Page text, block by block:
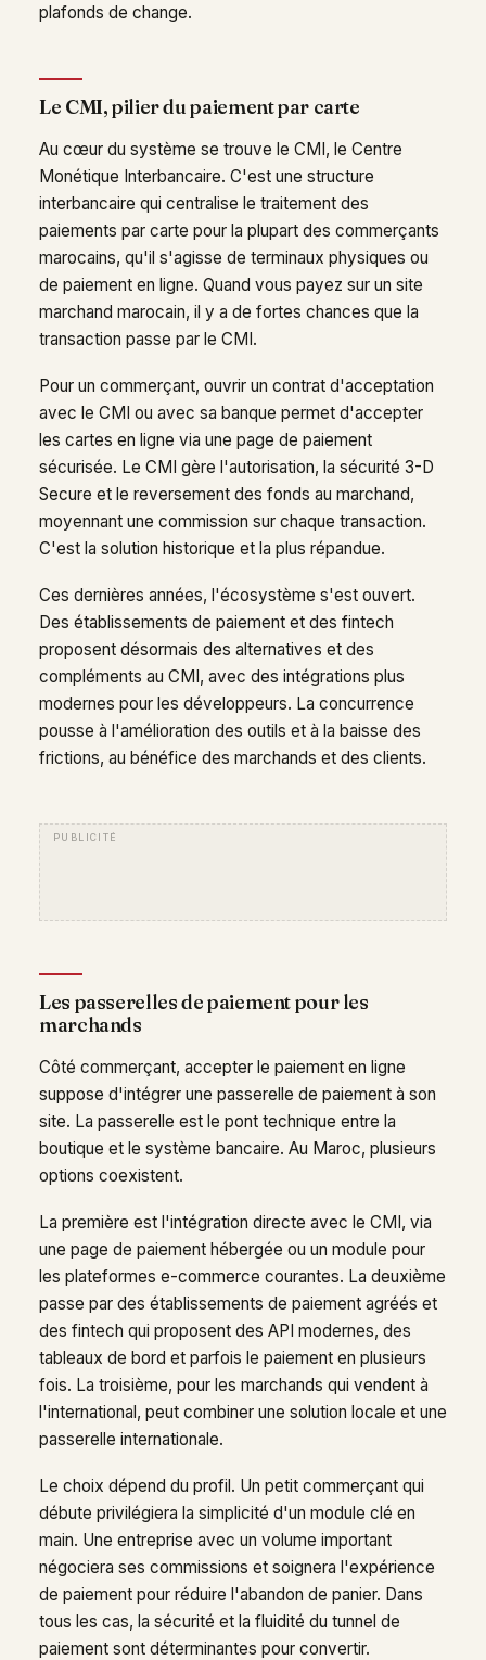
plafonds de change.
Le CMI, pilier du paiement par carte
Au cœur du système se trouve le CMI, le Centre
Monétique Interbancaire. C'est une structure
interbancaire qui centralise le traitement des
paiements par carte pour la plupart des commerçants
marocains, qu'il s'agisse de terminaux physiques ou
de paiement en ligne. Quand vous payez sur un site
marchand marocain, il y a de fortes chances que la
transaction passe par le CMI.
Pour un commerçant, ouvrir un contrat d'acceptation
avec le CMI ou avec sa banque permet d'accepter
les cartes en ligne via une page de paiement
sécurisée. Le CMI gère l'autorisation, la sécurité 3-D
Secure et le reversement des fonds au marchand,
moyennant une commission sur chaque transaction.
C'est la solution historique et la plus répandue.
Ces dernières années, l'écosystème s'est ouvert.
Des établissements de paiement et des fintech
proposent désormais des alternatives et des
compléments au CMI, avec des intégrations plus
modernes pour les développeurs. La concurrence
pousse à l'amélioration des outils et à la baisse des
frictions, au bénéfice des marchands et des clients.
Les passerelles de paiement pour les
marchands
Côté commerçant, accepter le paiement en ligne
suppose d'intégrer une passerelle de paiement à son
site. La passerelle est le pont technique entre la
boutique et le système bancaire. Au Maroc, plusieurs
options coexistent.
La première est l'intégration directe avec le CMI, via
une page de paiement hébergée ou un module pour
les plateformes e-commerce courantes. La deuxième
passe par des établissements de paiement agréés et
des fintech qui proposent des API modernes, des
tableaux de bord et parfois le paiement en plusieurs
fois. La troisième, pour les marchands qui vendent à
l'international, peut combiner une solution locale et une
passerelle internationale.
Le choix dépend du profil. Un petit commerçant qui
débute privilégiera la simplicité d'un module clé en
main. Une entreprise avec un volume important
négociera ses commissions et soignera l'expérience
de paiement pour réduire l'abandon de panier. Dans
tous les cas, la sécurité et la fluidité du tunnel de
paiement sont déterminantes pour convertir.